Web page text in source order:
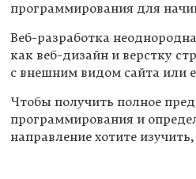
программирования для
Веб-разработка
как веб-дизайн и верстку
с внешним видом сайта или
Чтобы получить полное
программирования и
направление хотите